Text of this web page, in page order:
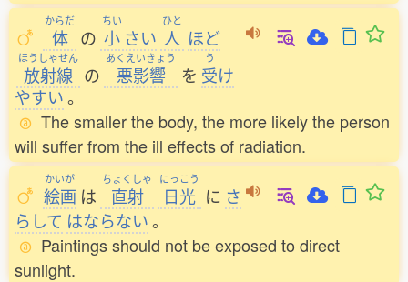
からだ
体 の
ちい
小 さい
ひと
人 ほど
ほうしゃせん
放射線 の
あくえいきょう
悪影響 を
う
受け
やすい。
The smaller the body, the more likely the person
will suffer from the ill effects of radiation.
かいが
絵画 は
ちょくしゃ
直射
にっこう
日光 に さ
らして はならない。
Paintings should not be exposed to direct
sunlight.